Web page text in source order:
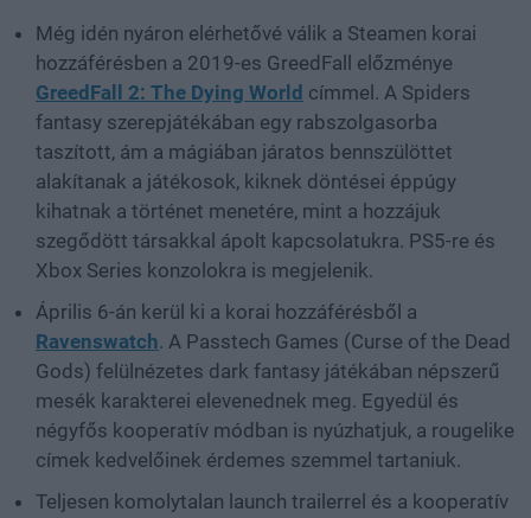
Még idén nyáron elérhetővé válik a Steamen korai
hozzáférésben a 2019-es GreedFall előzménye
GreedFall 2: The Dying World címmel. A Spiders
fantasy szerepjátékában egy rabszolgasorba
taszított, ám a mágiában járatos bennszülöttet
alakítanak a játékosok, kiknek döntései éppúgy
kihatnak a történet menetére, mint a hozzájuk
szegődött társakkal ápolt kapcsolatukra. PS5-re és
Xbox Series konzolokra is megjelenik.
Április 6-án kerül ki a korai hozzáférésből a
Ravenswatch. A Passtech Games (Curse of the Dead
Gods) felülnézetes dark fantasy játékában népszerű
mesék karakterei elevenednek meg. Egyedül és
négyfős kooperatív módban is nyúzhatjuk, a rougelike
címek kedvelőinek érdemes szemmel tartaniuk.
Teljesen komolytalan launch trailerrel és a kooperatív